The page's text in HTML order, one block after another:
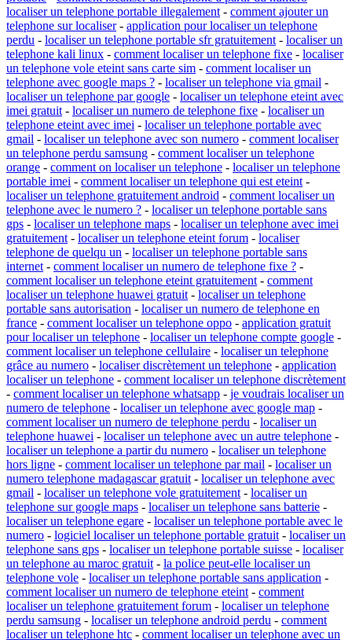
localiser un telephone portable illegalement - comment ajouter un
telephone sur localiser- application pour localiser un telephone
perdu - localiser un telephone portable sfr gratuitement - localiser un
telephone kali linux - comment localiser un telephone fixe - localiser
un telephone vole eteint sans carte sim - comment localiser un
telephone avec google maps ? - localiser un telephone via gmail -
localiser un telephone par google - localiser un telephone eteint avec
imei gratuit - localiser un numero de telephone fixe - localiser un
telephone eteint avec imei - localiser un telephone portable avec
gmail - localiser un telephone avec son numero - comment localiser
un telephone perdu samsung - comment localiser un telephone
orange - comment on localiser un telephone - localiser un telephone
portable imei - comment localiser un telephone qui est eteint -
localiser un telephone gratuitement android - comment localiser un
telephone avec le numero ? - localiser un telephone portable sans
gps - localiser un telephone maps - localiser un telephone avec imei
gratuitement - localiser un telephone eteint forum - localiser
telephone de quelqu un - localiser un telephone portable sans
internet - comment localiser un numero de telephone fixe ? -
comment localiser un telephone eteint gratuitement - comment
localiser un telephone huawei gratuit - localiser un telephone
portable sans autorisation - localiser un numero de telephone en
france - comment localiser un telephone oppo - application gratuit
pour localiser un telephone - localiser un telephone compte google -
comment localiser un telephone cellulaire - localiser un telephone
grâce au numero - localiser discrètement un telephone - application
localiser un telephone - comment localiser un telephone discrètement
- comment localiser un telephone whatsapp - je voudrais localiser un
numero de telephone - localiser un telephone avec google map -
comment localiser un numero de telephone perdu - localiser un
telephone huawei - localiser un telephone avec un autre telephone -
localiser un telephone a partir du numero - localiser un telephone
hors ligne - comment localiser un telephone par mail - localiser un
numero telephone madagascar gratuit - localiser un telephone avec
gmail - localiser un telephone vole gratuitement - localiser un
telephone sur google maps - localiser un telephone sans batterie -
localiser un telephone egare - localiser un telephone portable avec le
numero - logiciel localiser un telephone portable gratuit - localiser un
telephone sans gps - localiser un telephone portable suisse - localiser
un telephone au maroc gratuit - la police peut-elle localiser un
telephone vole - localiser un telephone portable sans application -
comment localiser un numero de telephone eteint - comment
localiser un telephone gratuitement forum - localiser un telephone
perdu samsung - localiser un telephone android perdu - comment
localiser un telephone htc - comment localiser un telephone avec un